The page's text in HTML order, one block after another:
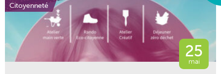
Citoyenneté
25
mai